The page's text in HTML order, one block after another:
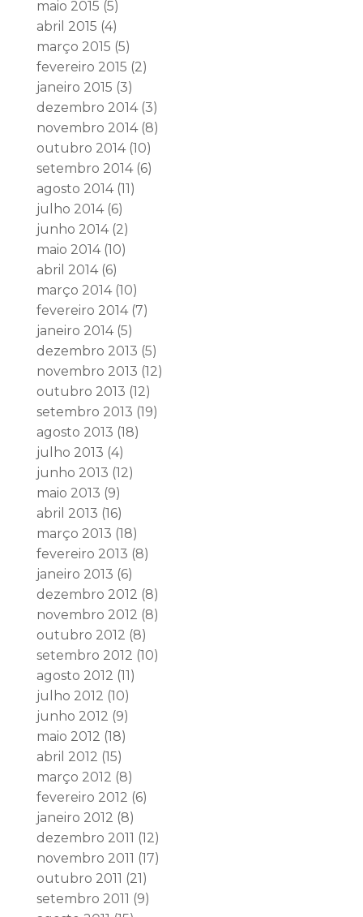
maio 2015 (5)
abril 2015 (4)
março 2015 (5)
fevereiro 2015 (2)
janeiro 2015 (3)
dezembro 2014(3)
novembro 2014(8)
outubro 2014(10)
setembro 2014(6)
agosto 2014(11)
julho 2014(6)
junho 2014(2)
maio 2014(10)
abril 2014(6)
março 2014(10)
fevereiro 2014(7)
janeiro 2014(5)
dezembro 2013 (5)
novembro 2013 (12)
outubro 2013 (12)
setembro 2013 (19)
agosto 2013 (18)
julho 2013 (4)
junho 2013 (12)
maio 2013 (9)
abril 2013 (16)
março 2013 (18)
fevereiro 2013 (8)
janeiro 2013 (6)
dezembro 2012 (8)
novembro 2012 (8)
outubro 2012 (8)
setembro 2012 (10)
agosto 2012 (11)
julho 2012 (10)
junho 2012 (9)
maio 2012 (18)
abril 2012 (15)
março 2012 (8)
fevereiro 2012 (6)
janeiro 2012 (8)
dezembro 2011 (12)
novembro 2011 (17)
outubro 2011 (21)
setembro 2011 (9)